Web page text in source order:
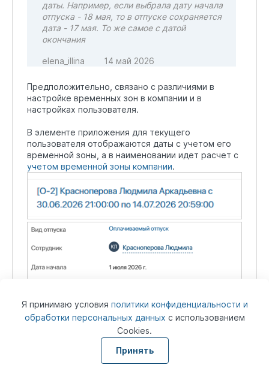
даты. Например, если выбрала дату начала
отпуска - 18 мая, то в отпуске сохраняется
дата - 17 мая. То же самое с датой
окончания
elena_illina 14 май 2026
Предположительно, связано с различиями в
настройке временных зон в компании и в
настройках пользователя.
В элементе приложения для текущего
пользователя отображаются даты с учетом его
временной зоны, а в наименовании идет расчет с
учетом временной зоны компании.
При совпадении настроек временных зон УЗ и
Я принимаю условия политики конфиденциальности и
обработки персональных данных с использованием
Cookies.
Принять